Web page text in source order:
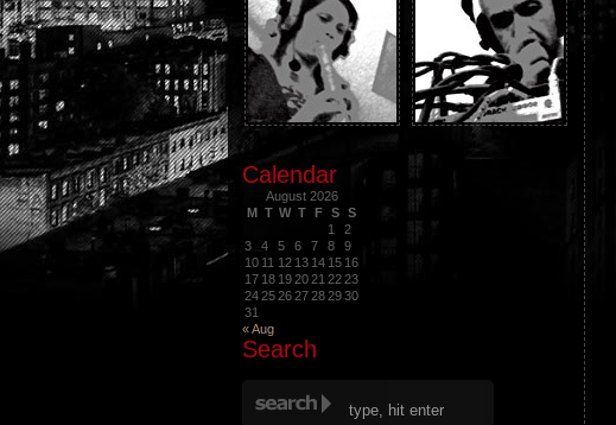
Calendar
August 2026
M T W T F S
S
1
2
3
4 5 6 7 8
9
10 11 12 13 14 15 16
17 18 192021 2223
24252627282930
31
« Aug
Search